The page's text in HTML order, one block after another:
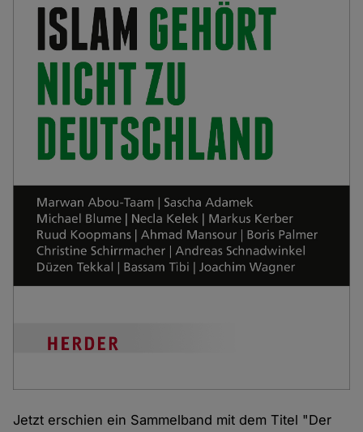
Jetzt erschien ein Sammelband mit dem Titel "Der